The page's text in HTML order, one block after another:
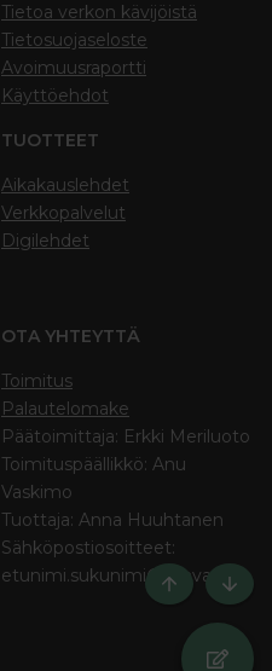
Tietoa verkon kävijöistä
Tietosuojaseloste
Avoimuusraportti
Käyttöehdot
TUOTTEET
Aikakauslehdet
Verkkopalvelut
Digilehdet
OTA YHTEYTTÄ
Toimitus
Palautelomake
Päätoimittaja: Erkki Meriluoto
Toimituspäällikkö: Anu
Vaskimo
Tuottaja: Anna Huuhtanen
Sähköpostiosoitteet:
etunimi.sukunimi@otava.fi
Ylös